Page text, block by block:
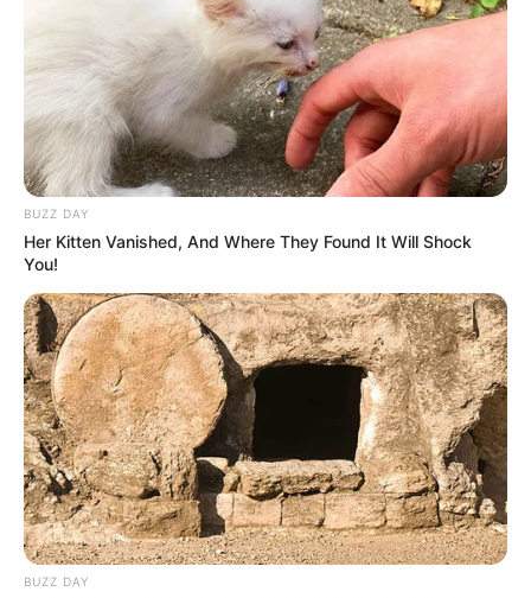
Kepengen Hijrah(2021).
Daftar isi
BUZZ DAY
Her Kitten Vanished, And Where They Found It Will Shock
You!
BUZZ DAY